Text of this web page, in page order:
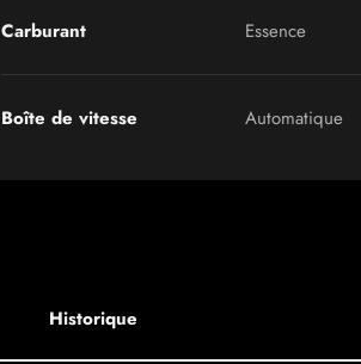
Carburant Essence
Boîte de vitesse Automatique
Historique